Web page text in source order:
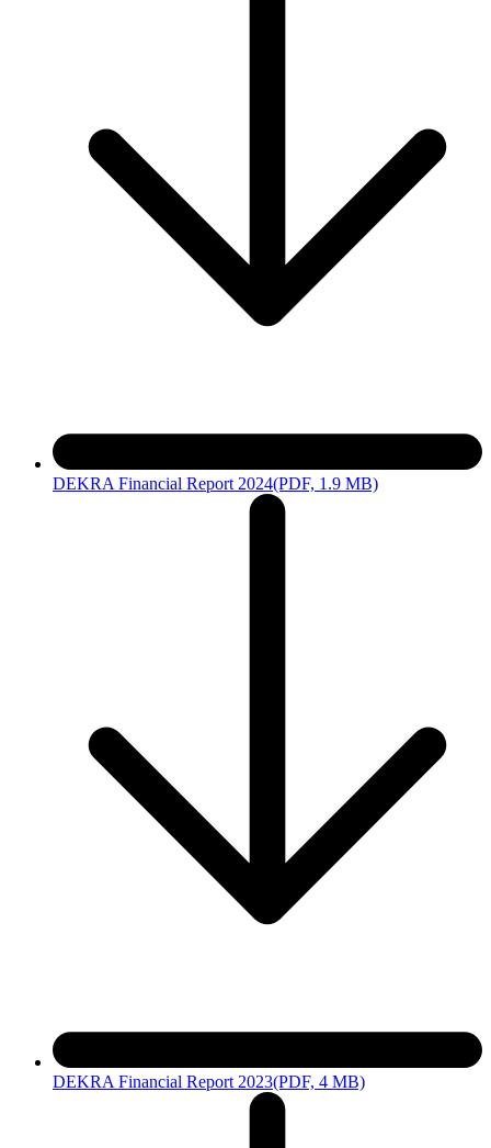
DEKRA Financial Report 2024(PDF, 1.9 MB)
DEKRA Financial Report 2023(PDF, 4 MB)